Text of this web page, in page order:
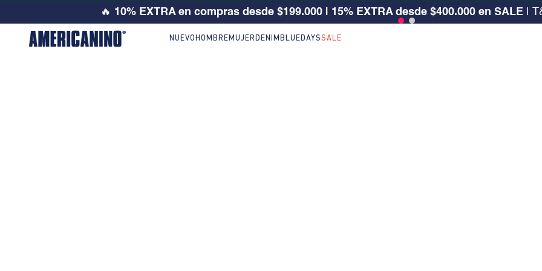
🔥 10% EXTRA en compras desde $199.000 | 15% EXTRA desde $400.000 en SALE |
NUEVO HOMBRE MUJER DENIM BLUEDAYSSALE